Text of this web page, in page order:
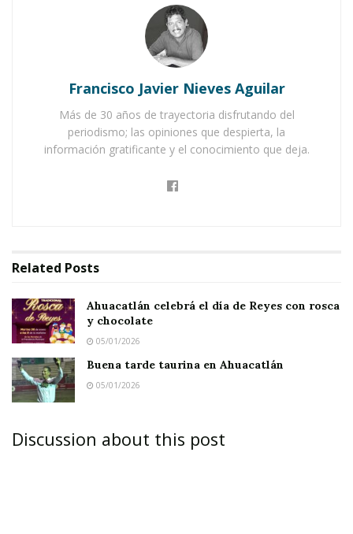
Ahuacatlán celebrá el día de Reyes con rosca y
Buena tarde taurina en Ahuacatlán
Francisco Javier Nieves Aguilar
Más de 30 años de trayectoria disfrutando del
periodismo; las opiniones que despierta, la
información gratificante y el conocimiento que deja.
Related Posts
Ahuacatlán celebrá el día de Reyes con rosca
y chocolate
05/01/2026
Buena tarde taurina en Ahuacatlán
05/01/2026
Discussion about this post